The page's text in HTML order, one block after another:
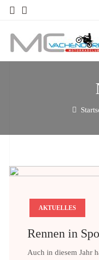
AKTUELLES
Rennen in
Auch in diesem Jahr